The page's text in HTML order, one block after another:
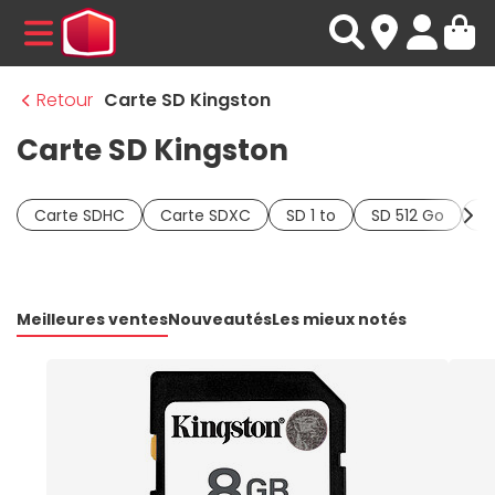
MENU
Retour Carte SD Kingston
Carte SD Kingston
Carte SDHC Carte SDXC SD 1 to SD 512 Go
Meilleures ventesNouveautésLes mieux notés